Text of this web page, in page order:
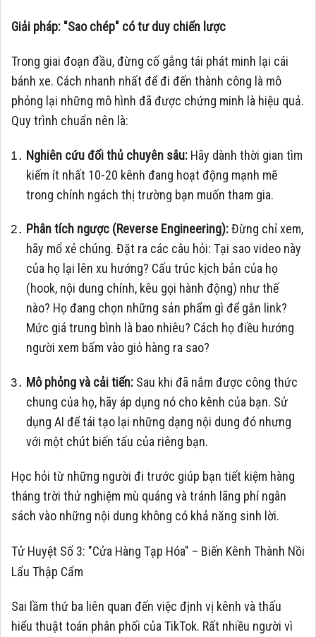
Giải pháp: "Sao chép" có tư duy chiến lược
Trong giai đoạn đầu, đừng cố gắng tái phát minh lại cái
bánh xe. Cách nhanh nhất để đi đến thành công là mô
phỏng lại những mô hình đã được chứng minh là hiệu quả.
Quy trình chuẩn nên là:
Nghiên cứu đối thủ chuyên sâu:Hãy dành thời gian tìm
kiếm ít nhất 10-20 kênh đang hoạt động mạnh mẽ
trong chính ngách thị trường bạn muốn tham gia.
Phân tích ngược (Reverse Engineering):Đừng chỉ xem,
hãy mổ xẻ chúng. Đặt ra các câu hỏi: Tại sao video này
của họ lại lên xu hướng? Cấu trúc kịch bản của họ
(hook, nội dung chính, kêu gọi hành động) như thế
nào? Họ đang chọn những sản phẩm gì để gắn link?
Mức giá trung bình là bao nhiêu? Cách họ điều hướng
người xem bấm vào giỏ hàng ra sao?
Mô phỏng và cải tiến:Sau khi đã nắm được công thức
chung của họ, hãy áp dụng nó cho kênh của bạn. Sử
dụng AI để tái tạo lại những dạng nội dung đó nhưng
với một chút biến tấu của riêng bạn.
Học hỏi từ những người đi trước giúp bạn tiết kiệm hàng
tháng trời thử nghiệm mù quáng và tránh lãng phí ngân
sách vào những nội dung không có khả năng sinh lời.
Tử Huyệt Số 3: "Cửa Hàng Tạp Hóa" – Biến Kênh Thành Nồi
Lẩu Thập Cẩm
Sai lầm thứ ba liên quan đến việc định vị kênh và thấu
hiểu thuật toán phân phối của TikTok. Rất nhiều người vì